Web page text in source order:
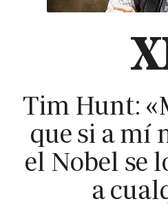
Tim Hunt:
que si a mí
el Nobel se
a